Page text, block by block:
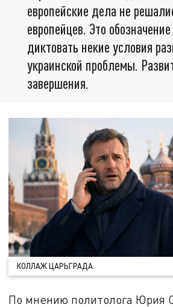
европейские дела не
европейцев. Это
диктовать некие условия
украинской проблемы.
завершения.
КОЛЛАЖ ЦАРЬГРАДА
По мнению политолога Юрия